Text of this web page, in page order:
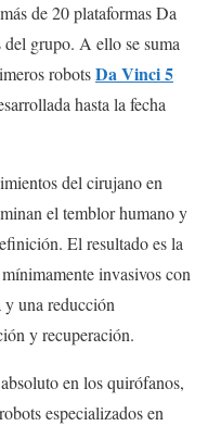
de 20 plataformas Da
grupo. A ello se suma
robotsDa Vinci 5
hasta la fecha
del cirujano en
el temblor humano y
El resultado es la
invasivos con
una reducción
y recuperación.
en los quirófanos,
especializados en